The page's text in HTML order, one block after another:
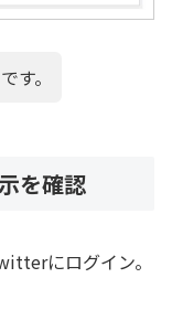
す。
を確認
にログイン。